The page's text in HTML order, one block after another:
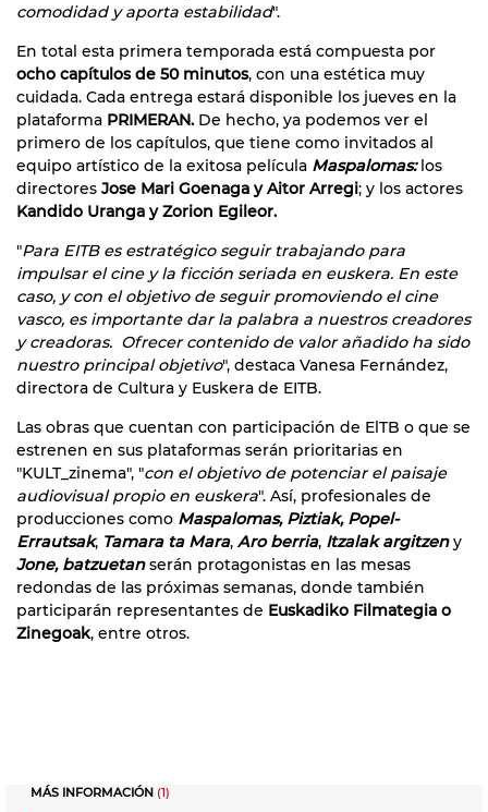
comodidad y aporta estabilidad".
En total esta primera temporada está compuesta por
ocho capítulos de 50 minutos, con una estética muy
cuidada. Cada entrega estará disponible los jueves en la
plataforma PRIMERAN. De hecho, ya podemos ver el
primero de los capítulos, que tiene como invitados al
equipo artístico de la exitosa película Maspalomas:los
directores Jose Mari Goenaga y Aitor Arregi; y los actores
Kandido Uranga y Zorion Egileor.
"Para EITB es estratégico seguir trabajando para
impulsar el cine y la ficción seriada en euskera. En este
caso, y con el objetivo de seguir promoviendo el cine
vasco, es importante dar la palabra a nuestros creadores
y creadoras. Ofrecer contenido de valor añadido ha sido
nuestro principal objetivo", destaca Vanesa Fernández,
directora de Cultura y Euskera de EITB.
Las obras que cuentan con participación de ElTB o que se
estrenen en sus plataformas serán prioritarias en
"KULT_zinema", "con el objetivo de potenciar el paisaje
audiovisual propio en euskera". Así, profesionales de
producciones como Maspalomas, Piztiak, Popel-
Errautsak, Tamara ta Mara, Aro berria, Itzalak argitzeny
Jone, batzuetanserán protagonistas en las mesas
redondas de las próximas semanas, donde también
participarán representantes de Euskadiko Filmategia o
Zinegoak, entre otros.
MÁS INFORMACIÓN (1)